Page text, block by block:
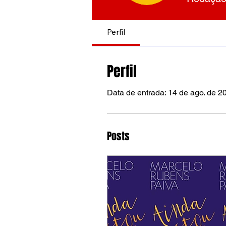
Perfil
Perfil
Data de entrada: 14 de ago. de
Posts